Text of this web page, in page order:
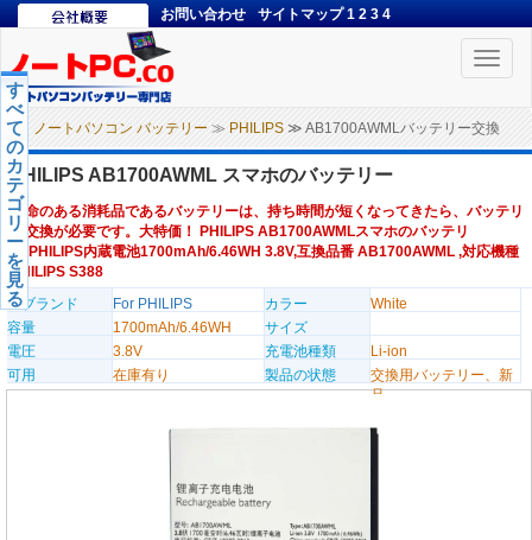
お問い合わせ サイトマップ 1 2 3 4
Toggle
ノートパソコン バッテリー ≫ PHILIPS ≫ AB1700AWMLバッテリー交換
す
べ
て
の
カ
テ
ゴ
リ
ー
を
見
る
PHILIPS AB1700AWML スマホのバッテリー
寿命のある消耗品であるバッテリーは、持ち時間が短くなってきたら、バッテリ
ー交換が必要です。大特価！ PHILIPS AB1700AWMLスマホのバッテリ
ー,PHILIPS内蔵電池1700mAh/6.46WH 3.8V,互換品番 AB1700AWML ,対応機種
PHILIPS S388
のブランド
For PHILIPS カラー
White
容量
1700mAh/6.46WH
サイズ
電圧
3.8V 充電池種類
Li-ion
可用
在庫有り 製品の状態
交換用バッテリー、新
品